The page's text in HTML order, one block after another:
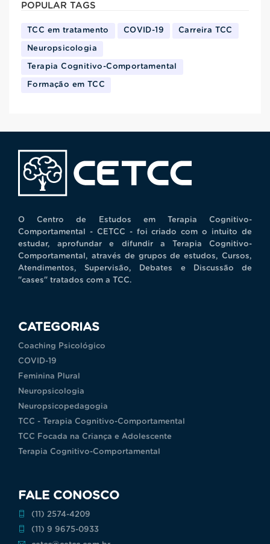
POPULAR TAGS
TCC em tratamento COVID-19 Carreira TCC
Neuropsicologia
Terapia Cognitivo-Comportamental
Formação em TCC
O Centro de Estudos em Terapia Cognitivo-
Comportamental - CETCC - foi criado com o intuito de
estudar, aprofundar e difundir a Terapia Cognitivo-
Comportamental, através de grupos de estudos, Cursos,
Atendimentos, Supervisão, Debates e Discussão de
"cases" tratados com a TCC.
CATEGORIAS
Coaching Psicológico
COVID-19
Feminina Plural
Neuropsicologia
Neuropsicopedagogia
TCC - Terapia Cognitivo-Comportamental
TCC Focada na Criança e Adolescente
Terapia Cognitivo-Comportamental
FALE CONOSCO
(11) 2574-4209
(11) 9 9675-0933